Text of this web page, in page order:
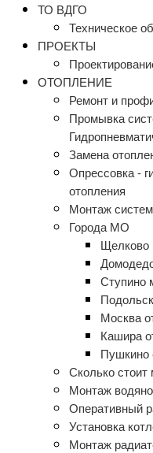
ТО ВДГО
Техническое
ПРОЕКТЫ
ОТОПЛЕНИЕ
Ремонт и
Промывка
Замена
Опрессовка -
отопления
Монтаж
Города МО
Щелково
Ступино
Москва
Кашира
Пушкино
Сколько
Монтаж
Оперативный
Установка
Монтаж